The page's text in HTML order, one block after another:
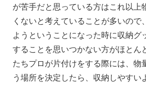
が苦手だと思っている方はこれ以上
くないと考えていることが多いので
ようということになった時に収納グ
することを思いつかない方がほとん
たちプロが片付けをする際には、物
う場所を決定したら、収納しやすい